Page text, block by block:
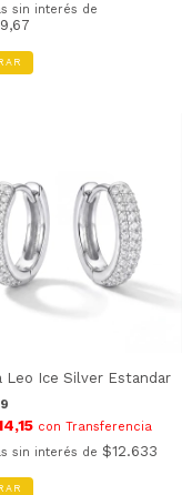
sin interés de
Leo Ice Silver Estandar
con Transferencia
sin interés de $12.633